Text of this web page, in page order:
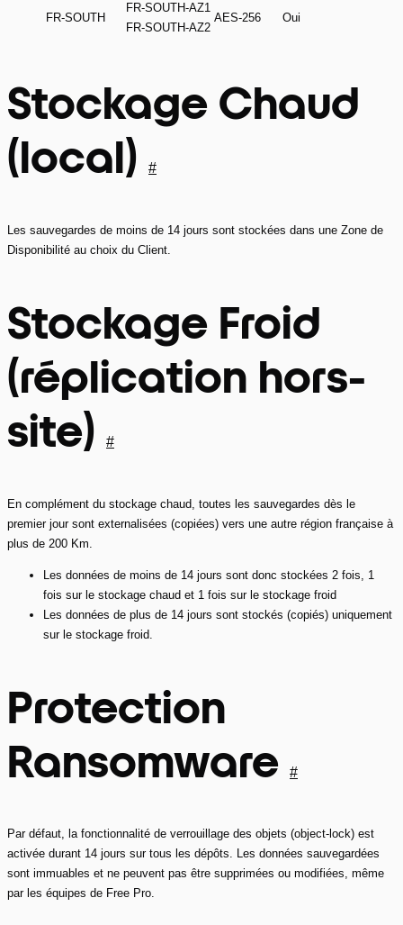
FR-SOUTH
FR-SOUTH-AZ1
FR-SOUTH-AZ2
AES-256 Oui
Stockage Chaud
(local)
#
Les sauvegardes de moins de 14 jours sont stockées dans une Zone de
Disponibilité au choix du Client.
Stockage Froid
(réplication hors-
site)
#
En complément du stockage chaud, toutes les sauvegardes dès le
premier jour sont externalisées (copiées) vers une autre région française à
plus de 200 Km.
Les données de moins de 14 jours sont donc stockées 2 fois, 1
fois sur le stockage chaud et 1 fois sur le stockage froid
Les données de plus de 14 jours sont stockés (copiés) uniquement
sur le stockage froid.
Protection
Ransomware
#
Par défaut, la fonctionnalité de verrouillage des objets (object-lock) est
activée durant 14 jours sur tous les dépôts. Les données sauvegardées
sont immuables et ne peuvent pas être supprimées ou modifiées, même
par les équipes de Free Pro.